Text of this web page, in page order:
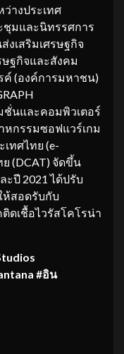
างประเทศ
ชุมและนิทรรศการ
งเสริมเศรษฐกิจ
ษฐกิจและสังคม
ค์ (องค์การมหาชน)
ชั่นและคอมพิวเตอร์
หกรรมซอฟแวร์เกม
ทศไทย (e-
(DCAT) จัดขึ้น
ะปี 2021 ได้ปรับ
ห้สอดรับกับ
ดเชื้อไวรัสโคโรน่า
#อิน